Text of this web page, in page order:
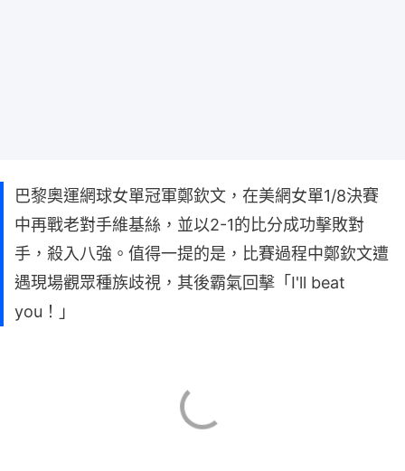
巴黎奧運網球女單冠軍鄭欽文，在美網女單1/8決賽
中再戰老對手維基絲，並以2-1的比分成功擊敗對
手，殺入八強。值得一提的是，比賽過程中鄭欽文遭
遇現場觀眾種族歧視，其後霸氣回擊「I'll beat
you！」